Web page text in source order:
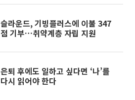
슬라운드, 기빙플러스에 이불 347
점 기부…취약계층 자립 지원
은퇴 후에도 일하고 싶다면 ‘나’를
다시 읽어야 한다